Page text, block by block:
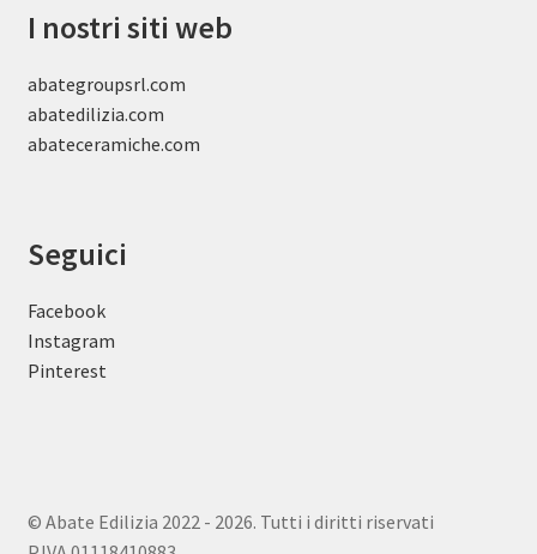
I nostri siti web
abategroupsrl.com
abatedilizia.com
abateceramiche.com
Seguici
Facebook
Instagram
Pinterest
© Abate Edilizia 2022 - 2026. Tutti i diritti riservati